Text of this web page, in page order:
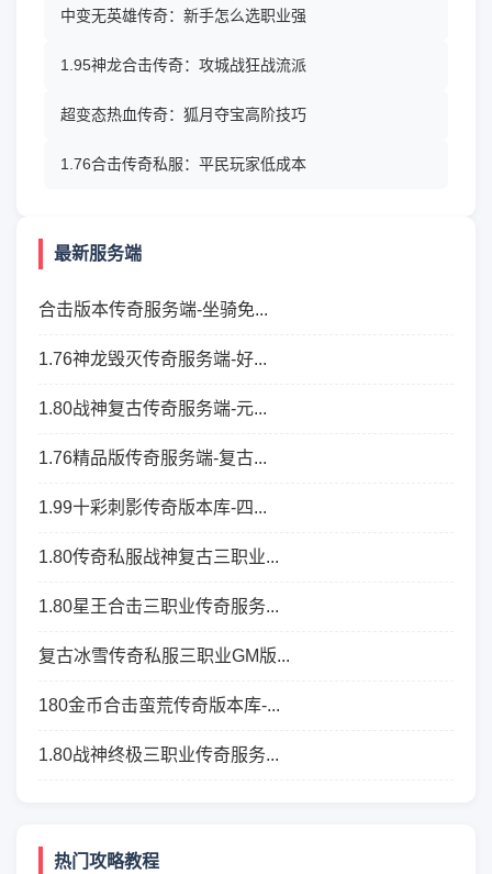
中变无英雄传奇：新手怎么选职业强
1.95神龙合击传奇：攻城战狂战流派
超变态热血传奇：狐月夺宝高阶技巧
1.76合击传奇私服：平民玩家低成本
最新服务端
合击版本传奇服务端-坐骑免...
1.76神龙毁灭传奇服务端-好...
1.80战神复古传奇服务端-元...
1.76精品版传奇服务端-复古...
1.99十彩刺影传奇版本库-四...
1.80传奇私服战神复古三职业...
1.80星王合击三职业传奇服务...
复古冰雪传奇私服三职业GM版...
180金币合击蛮荒传奇版本库-...
1.80战神终极三职业传奇服务...
热门攻略教程